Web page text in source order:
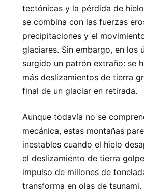
tectónicas y la pérdida de
se combina con las fuerzas
precipitaciones y el
glaciares. Sin embargo, en los
surgido un patrón extraño: se
más deslizamientos de tierra
final de un glaciar en retirada.
Aunque todavía no se
mecánica, estas montañas
inestables cuando el hielo
el deslizamiento de tierra
impulso de millones de
transforma en olas de tsunami.